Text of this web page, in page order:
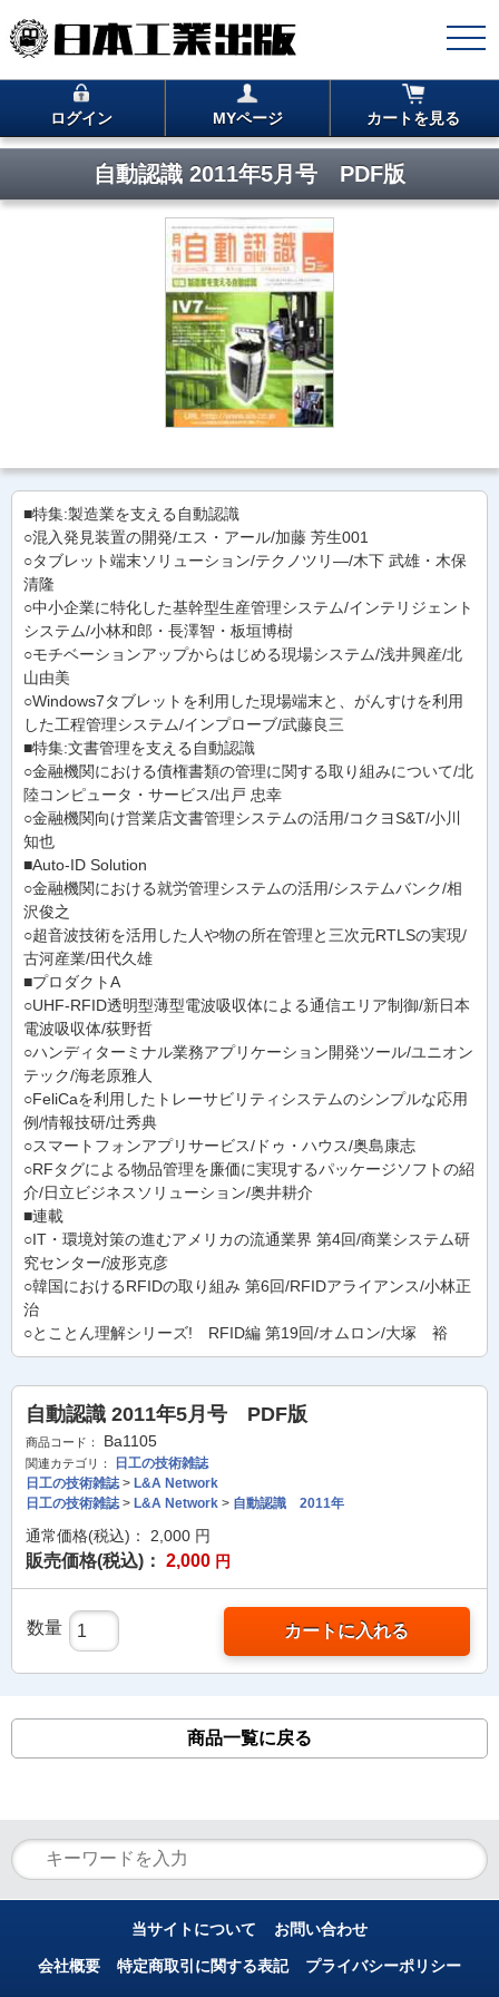
ログイン MYページ カートを見る
自動認識 2011年5月号 PDF版
■特集:製造業を支える自動認識
○混入発見装置の開発/エス・アール/加藤 芳生001
○タブレット端末ソリューション/テクノツリ―/木下 武雄・木保
清隆
○中小企業に特化した基幹型生産管理システム/インテリジェント
システム/小林和郎・長澤智・板垣博樹
○モチベーションアップからはじめる現場システム/浅井興産/北
山由美
○Windows7タブレットを利用した現場端末と、がんすけを利用
した工程管理システム/インプローブ/武藤良三
■特集:文書管理を支える自動認識
○金融機関における債権書類の管理に関する取り組みについて/北
陸コンピュータ・サービス/出戸 忠幸
○金融機関向け営業店文書管理システムの活用/コクヨS&T/小川
知也
■Auto-ID Solution
○金融機関における就労管理システムの活用/システムバンク/相
沢俊之
○超音波技術を活用した人や物の所在管理と三次元RTLSの実現/
古河産業/田代久雄
■プロダクトA
○UHF-RFID透明型薄型電波吸収体による通信エリア制御/新日本
電波吸収体/荻野哲
○ハンディターミナル業務アプリケーション開発ツール/ユニオン
テック/海老原雅人
○FeliCaを利用したトレーサビリティシステムのシンプルな応用
例/情報技研/辻秀典
○スマートフォンアプリサービス/ドゥ・ハウス/奥島康志
○RFタグによる物品管理を廉価に実現するパッケージソフトの紹
介/日立ビジネスソリューション/奥井耕介
■連載
○IT・環境対策の進むアメリカの流通業界 第4回/商業システム研
究センター/波形克彦
○韓国におけるRFIDの取り組み 第6回/RFIDアライアンス/小林正
治
○とことん理解シリーズ! RFID編 第19回/オムロン/大塚 裕
自動認識 2011年5月号 PDF版
商品コード： Ba1105
関連カテゴリ：
日工の技術雑誌
日工の技術雑誌> L&A Network
日工の技術雑誌> L&A Network > 自動認識 2011年
通常価格(税込)： 2,000 円
販売価格(税込)： 2,000 円
数量 カートに入れる
商品一覧に戻る
当サイトについて お問い合わせ
会社概要 特定商取引に関する表記 プライバシーポリシー